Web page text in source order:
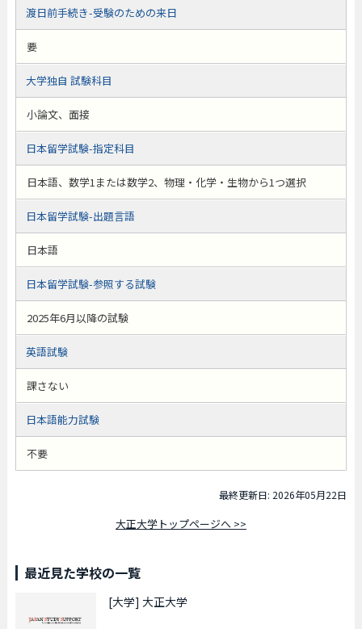
渡日前手続き-受験のための来日
要
大学独自 試験科目
小論文、面接
日本留学試験-指定科目
日本語、数学1または数学2、物理・化学・生物から1つ選択
日本留学試験-出題言語
日本語
日本留学試験-参照する試験
2025年6月以降の試験
英語試験
課さない
日本語能力試験
不要
最終更新日: 2026年05月22日
大正大学トップページへ >>
最近見た学校の一覧
[大学] 大正大学